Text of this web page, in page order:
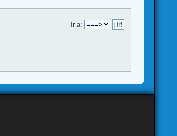
Ir a: